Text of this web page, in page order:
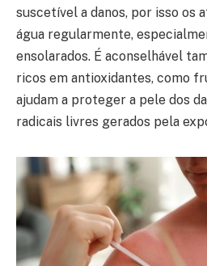
suscetível a danos, por isso os
água regularmente,
ensolarados. É aconselhável
ricos em antioxidantes, como
ajudam a proteger a pele dos
radicais livres gerados pela